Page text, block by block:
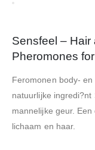
Sensfeel – Hair
Pheromones
Feromonen body-
natuurlijke ingredi?nt
mannelijke geur.
lichaam en haar.